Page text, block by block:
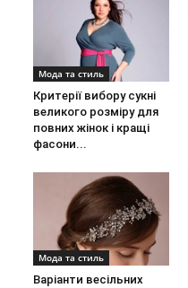
Мода та стиль
Критерії вибору сукні
великого розміру для
повних жінок і кращі
фасони...
Мода та стиль
Варіанти весільних